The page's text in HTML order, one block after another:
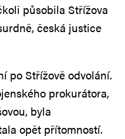
působila Střížova
česká justice
po Střížově odvolání.
prokurátora,
byla
opět přítomností.